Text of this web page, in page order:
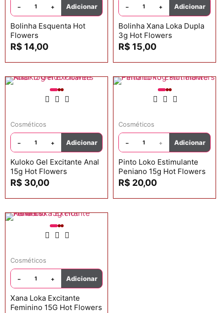
Bolinha Esquenta Hot
Flowers
R$ 14,00
− + Adicionar
Bolinha Xana Loka Dupla
3g Hot Flowers
R$ 15,00
− + Adicionar
Cosméticos
Kuloko Gel Excitante Anal
15g Hot Flowers
R$ 30,00
− + Adicionar
Cosméticos
Pinto Loko Estimulante
Peniano 15g Hot Flowers
R$ 20,00
− + Adicionar
Cosméticos
Xana Loka Excitante
Feminino 15G Hot Flowers
− + Adicionar